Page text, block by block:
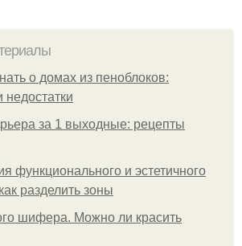
о домах из пеноблоков:
за 1 выходные: рецепты
функционального и эстетичного
разделить зоны
шифера. Можно ли красить